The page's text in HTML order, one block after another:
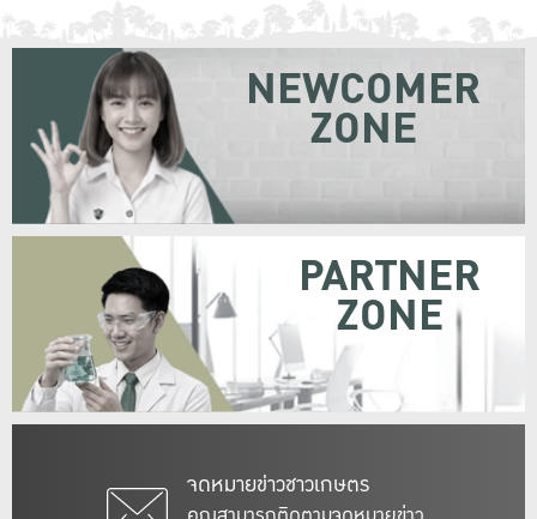
จดหมายข่าวชาวเกษตร
NEWCOMER
ZONE
PARTNER
ZONE